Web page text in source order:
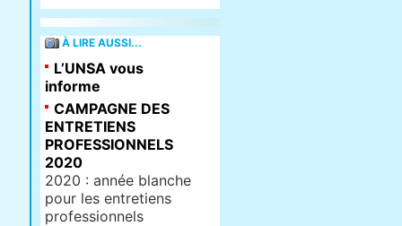
À LIRE AUSSI...
L’UNSA vous
informe
CAMPAGNE DES
ENTRETIENS
PROFESSIONNELS
2020
2020 : année blanche
pour les entretiens
professionnels